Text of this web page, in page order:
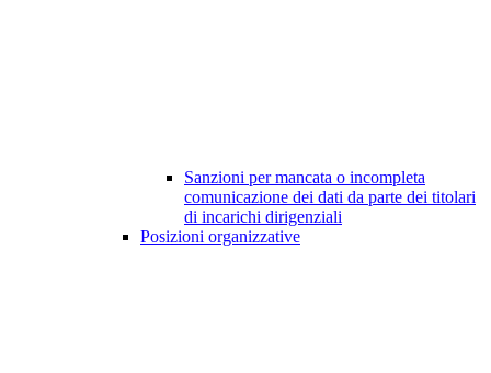
Sanzioni per mancata o incompleta
comunicazione dei dati da parte dei titolari
di incarichi dirigenziali
Posizioni organizzative